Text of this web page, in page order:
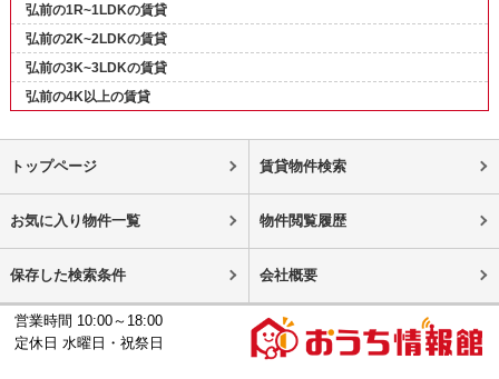
弘前の1R~1LDKの賃貸
弘前の2K~2LDKの賃貸
弘前の3K~3LDKの賃貸
弘前の4K以上の賃貸
トップページ 賃貸物件検索
お気に入り物件一覧 物件閲覧履歴
保存した検索条件 会社概要
営業時間 10:00～18:00
定休日 水曜日・祝祭日